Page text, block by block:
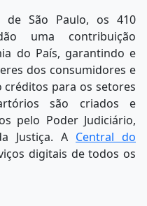
de São Paulo, os 410
uma contribuição
do País, garantindo e
dos consumidores e
créditos para os setores
são criados e
pelo Poder Judiciário,
Justiça. A Central do
digitais de todos os